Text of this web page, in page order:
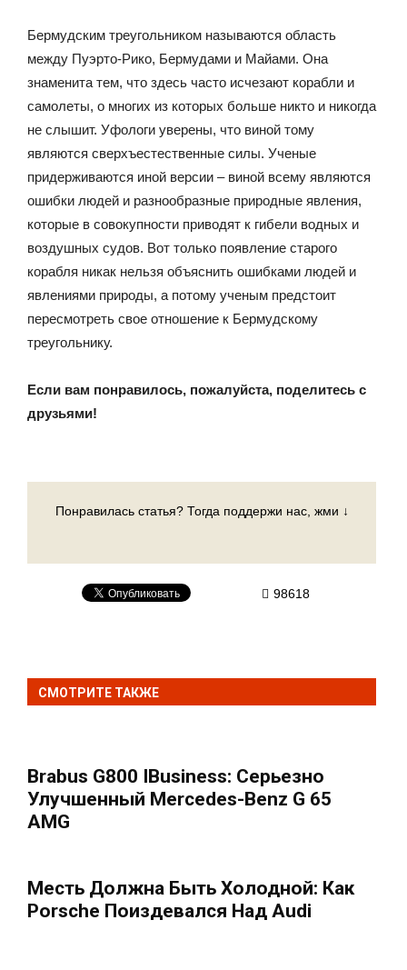
Бермудским треугольником называются область
между Пуэрто-Рико, Бермудами и Майами. Она
знаменита тем, что здесь часто исчезают корабли и
самолеты, о многих из которых больше никто и никогда
не слышит. Уфологи уверены, что виной тому
являются сверхъестественные силы. Ученые
придерживаются иной версии – виной всему являются
ошибки людей и разнообразные природные явления,
которые в совокупности приводят к гибели водных и
воздушных судов. Вот только появление старого
корабля никак нельзя объяснить ошибками людей и
явлениями природы, а потому ученым предстоит
пересмотреть свое отношение к Бермудскому
треугольнику.
Если вам понравилось, пожалуйста, поделитесь с
друзьями!
Понравилась статья? Тогда поддержи нас, жми ↓
98618
СМОТРИТЕ ТАКЖЕ
Brabus G800 IBusiness: Серьезно
Улучшенный Mercedes-Benz G 65
AMG
Месть Должна Быть Холодной: Как
Porsche Поиздевался Над Audi